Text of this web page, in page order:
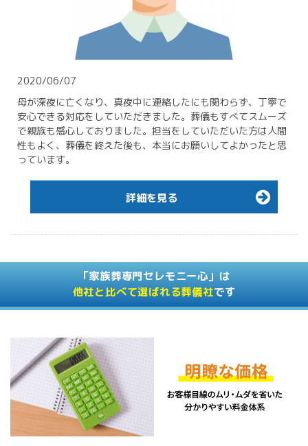
2020/06/07
母が深夜に亡くなり、真夜中に連絡したにも関わらず、丁寧で
安心できる対応をしていただきました。葬儀もすべてスムーズ
で親族も感心しておりました。担当をしていただいた方は人間
性もよく、葬儀を終えた後も、本当にお願いしてよかったと思
っています。
詳細を見る
「家族葬専門セレモニー心」は
他社と比べて選ばれる葬儀社です